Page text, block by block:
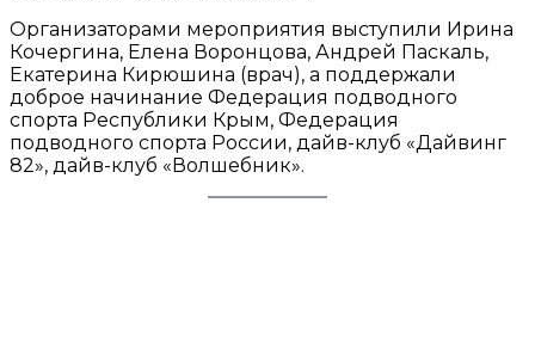
Организаторами мероприятия выступили Ирина
Кочергина, Елена Воронцова, Андрей Паскаль,
Екатерина Кирюшина (врач), а поддержали
доброе начинание Федерация подводного
спорта Республики Крым, Федерация
подводного спорта России, дайв-клуб «Дайвинг
82», дайв-клуб «Волшебник».